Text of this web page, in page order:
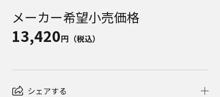
メーカー希望小売価格
13,420円（税込）
シェアする